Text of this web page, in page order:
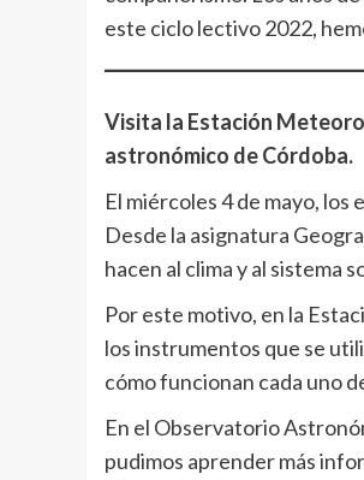
este ciclo lectivo 2022,
Visita la Estación
astronómico de Córdoba.
El miércoles 4 de mayo,
Desde la asignatura
hacen al clima y al sistema
Por este motivo, en la
los instrumentos que se
cómo funcionan cada uno
En el Observatorio
pudimos aprender más